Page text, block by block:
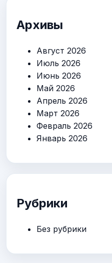
Архивы
Август 2026
Июль 2026
Июнь 2026
Май 2026
Апрель 2026
Март 2026
Февраль 2026
Январь 2026
Рубрики
Без рубрики